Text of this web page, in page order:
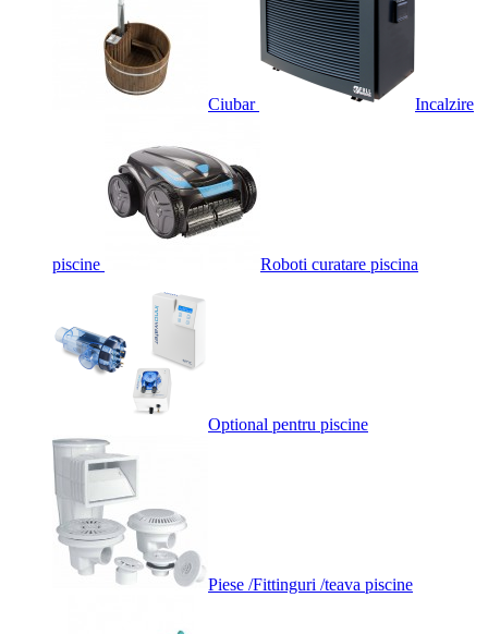
Ciubar Incalzire
piscine Roboti curatare piscina
Optional pentru piscine
Piese /Fittinguri /teava piscine